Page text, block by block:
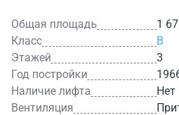
Общая площадь
1
Класс
B
Этажей
3
Год постройки
Наличие лифта
Нет
Вентиляция